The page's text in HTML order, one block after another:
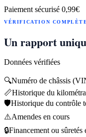
Paiement sécurisé 0,99€
VÉRIFICATION
Un rapport
Données vérifiées
🔍Numéro de châssis
📏Historique du
🛡️Historique du contrôle
⚠️Amendes en cours
🔒Financement ou sûretés